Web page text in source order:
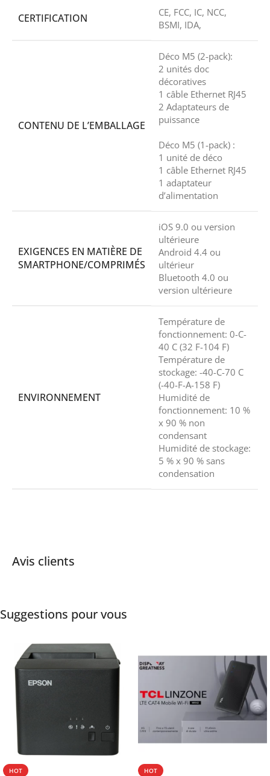
CERTIFICATION
CE, FCC, IC, NCC,
BSMI, IDA,
CONTENU DE L’EMBALLAGE
Déco M5 (2-pack):
2 unités doc
décoratives
1 câble Ethernet RJ45
2 Adaptateurs de
puissance
Déco M5 (1-pack) :
1 unité de déco
1 câble Ethernet RJ45
1 adaptateur
d’alimentation
EXIGENCES EN MATIÈRE DE
SMARTPHONE/COMPRIMÉS
iOS 9.0 ou version
ultérieure
Android 4.4 ou
ultérieur
Bluetooth 4.0 ou
version ultérieure
ENVIRONNEMENT
Température de
fonctionnement: 0-C-
40 C (32 F-104 F)
Température de
stockage: -40-C-70 C
(-40-F-A-158 F)
Humidité de
fonctionnement: 10 %
x 90 % non
condensant
Humidité de stockage:
5 % x 90 % sans
condensation
Avis clients
Suggestions pour vous
HOT HOT